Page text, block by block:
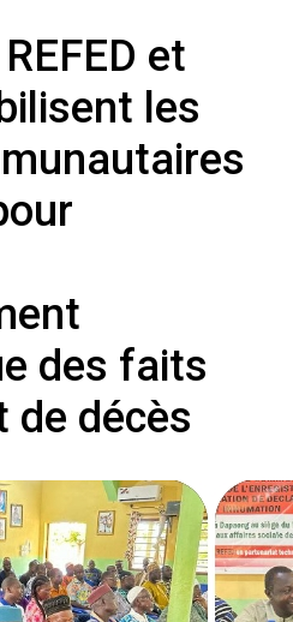
et
les
des faits
de décès